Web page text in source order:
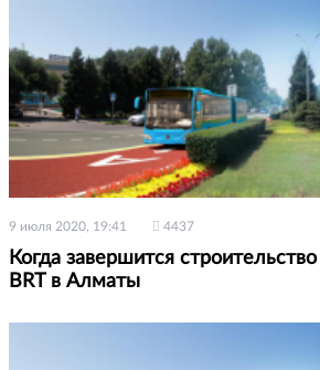
9 июля 2020, 19:41 4437
Когда завершится
BRT в Алматы